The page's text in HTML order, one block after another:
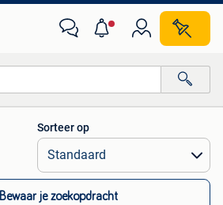
Alle afstanden…
Sorteer op
Bewaar je zoekopdracht